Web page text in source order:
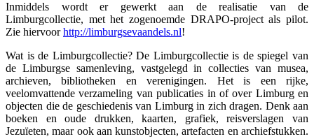
Inmiddels wordt er gewerkt aan de realisatie van de
Limburgcollectie, met het zogenoemde DRAPO-project als pilot.
Zie hiervoorhttp://limburgsevaandels.nl!
Wat is de Limburgcollectie? De Limburgcollectie is de spiegel van
de Limburgse samenleving, vastgelegd in collecties van musea,
archieven, bibliotheken en verenigingen. Het is een rijke,
veelomvattende verzameling van publicaties in of over Limburg en
objecten die de geschiedenis van Limburg in zich dragen. Denk aan
boeken en oude drukken, kaarten, grafiek, reisverslagen van
Jezuïeten, maar ook aan kunstobjecten, artefacten en archiefstukken.